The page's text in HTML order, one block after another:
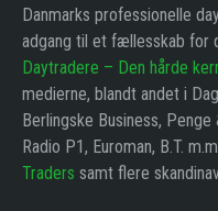
Danmarks professionelle
adgang til et fællesskab for
Daytradere – Den hårde
medierne, blandt andet i
Berlingske Business,
Radio P1, Euroman, B.T.
Traders samt flere